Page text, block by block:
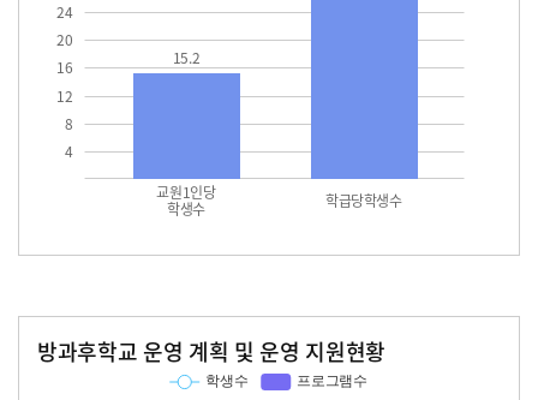
4
8
12
16
20
24
교원1인당
학생수 학급당학생수
15.2
방과후학교 운영 계획 및 운영 지원현황